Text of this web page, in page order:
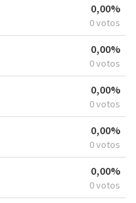
0,00%
0 votos
0,00%
0 votos
0,00%
0 votos
0,00%
0 votos
0,00%
0 votos